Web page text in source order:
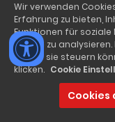
Wir verwenden
Erfahrung zu bieten,
Funktionen für
Traffic zu analysieren.
wie Sie sie steuern
klicken. Cookie
Cookies